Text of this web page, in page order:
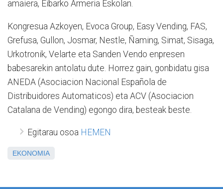
amaiera, Eibarko Armeria Eskolan.
Kongresua Azkoyen, Evoca Group, Easy Vending, FAS,
Grefusa, Gullon, Josmar, Nestle, Ñaming, Simat, Sisaga,
Urkotronik, Velarte eta Sanden Vendo enpresen
babesarekin antolatu dute. Horrez gain, gonbidatu gisa
ANEDA (Asociacion Nacional Española de
Distribuidores Automaticos) eta ACV (Asociacion
Catalana de Vending) egongo dira, besteak beste.
Egitarau osoa HEMEN
EKONOMIA